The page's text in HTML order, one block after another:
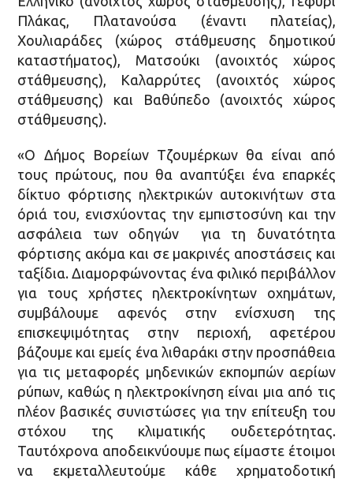
Πλάκας, Πλατανούσα (έναντι πλατείας),
Χουλιαράδες (χώρος στάθμευσης δημοτικού
καταστήματος), Ματσούκι (ανοιχτός χώρος
στάθμευσης), Καλαρρύτες (ανοιχτός χώρος
στάθμευσης) και Βαθύπεδο (ανοιχτός χώρος
στάθμευσης).
«Ο Δήμος Βορείων Τζουμέρκων θα είναι από
τους πρώτους, που θα αναπτύξει ένα επαρκές
δίκτυο φόρτισης ηλεκτρικών αυτοκινήτων στα
όριά του, ενισχύοντας την εμπιστοσύνη και την
ασφάλεια των οδηγών για τη δυνατότητα
φόρτισης ακόμα και σε μακρινές αποστάσεις και
ταξίδια. Διαμορφώνοντας ένα φιλικό περιβάλλον
για τους χρήστες ηλεκτροκίνητων οχημάτων,
συμβάλουμε αφενός στην ενίσχυση της
επισκεψιμότητας στην περιοχή, αφετέρου
βάζουμε και εμείς ένα λιθαράκι στην προσπάθεια
για τις μεταφορές μηδενικών εκπομπών αερίων
ρύπων, καθώς η ηλεκτροκίνηση είναι μια από τις
πλέον βασικές συνιστώσες για την επίτευξη του
στόχου της κλιματικής ουδετερότητας.
Ταυτόχρονα αποδεικνύουμε πως είμαστε έτοιμοι
να εκμεταλλευτούμε κάθε χρηματοδοτική